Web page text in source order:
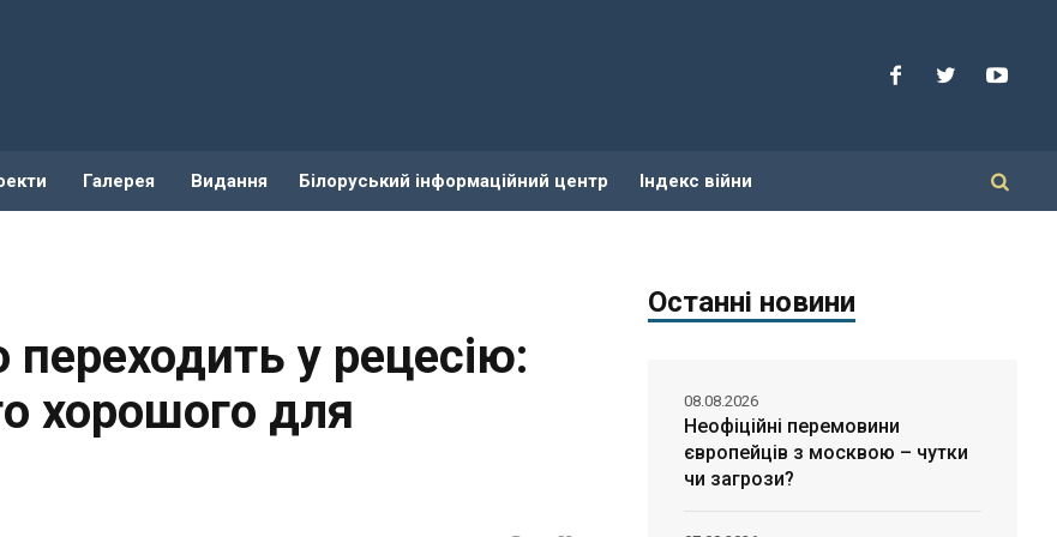
Галерея Видання Білоруський інформаційний центр Індекс війни
переходить у рецесію:
хорошого для
Останні новини
Неофіційні перемовини
європейців з москвою – чутки
чи загрози?
08.08.2026